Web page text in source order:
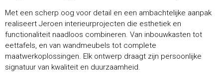
Met een scherp oog voor detail en een ambachtelijke aanpak
realiseert Jeroen interieurprojecten die esthetiek en
functionaliteit naadloos combineren. Van inbouwkasten tot
eettafels, en van wandmeubels tot complete
maatwerkoplossingen. Elk ontwerp draagt zijn persoonlijke
signatuur van kwaliteit en duurzaamheid.